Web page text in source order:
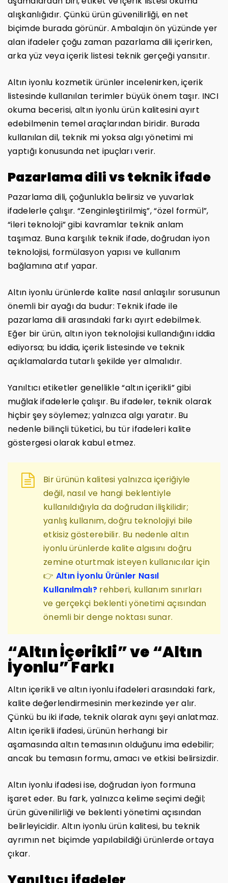
alışkanlığıdır. Çünkü ürün güvenilirliği, en net
biçimde burada görünür. Ambalajın ön yüzünde yer
alan ifadeler çoğu zaman pazarlama dili içerirken,
arka yüz veya içerik listesi teknik gerçeği yansıtır.
Altın iyonlu kozmetik ürünler incelenirken, içerik
listesinde kullanılan terimler büyük önem taşır. INCI
okuma becerisi, altın iyonlu ürün kalitesini ayırt
edebilmenin temel araçlarından biridir. Burada
kullanılan dil, teknik mi yoksa algı yönetimi mi
yaptığı konusunda net ipuçları verir.
Pazarlama dili vs teknik ifade
Pazarlama dili, çoğunlukla belirsiz ve yuvarlak
ifadelerle çalışır. “Zenginleştirilmiş”, “özel formül”,
“ileri teknoloji” gibi kavramlar teknik anlam
taşımaz. Buna karşılık teknik ifade, doğrudan iyon
teknolojisi, formülasyon yapısı ve kullanım
bağlamına atıf yapar.
Altın iyonlu ürünlerde kalite nasıl anlaşılır sorusunun
önemli bir ayağı da budur: Teknik ifade ile
pazarlama dili arasındaki farkı ayırt edebilmek.
Eğer bir ürün, altın iyon teknolojisi kullandığını iddia
ediyorsa; bu iddia, içerik listesinde ve teknik
açıklamalarda tutarlı şekilde yer almalıdır.
Yanıltıcı etiketler genellikle “altın içerikli” gibi
muğlak ifadelerle çalışır. Bu ifadeler, teknik olarak
hiçbir şey söylemez; yalnızca algı yaratır. Bu
nedenle bilinçli tüketici, bu tür ifadeleri kalite
göstergesi olarak kabul etmez.
Bir ürünün kalitesi yalnızca içeriğiyle
değil, nasıl ve hangi beklentiyle
kullanıldığıyla da doğrudan ilişkilidir;
yanlış kullanım, doğru teknolojiyi bile
etkisiz gösterebilir. Bu nedenle altın
iyonlu ürünlerde kalite algısını doğru
zemine oturtmak isteyen kullanıcılar için
👉 Altın İyonlu Ürünler Nasıl
Kullanılmalı?rehberi, kullanım sınırları
ve gerçekçi beklenti yönetimi açısından
önemli bir denge noktası sunar.
“Altın İçerikli” ve “Altın
İyonlu” Farkı
Altın içerikli ve altın iyonlu ifadeleri arasındaki fark,
kalite değerlendirmesinin merkezinde yer alır.
Çünkü bu iki ifade, teknik olarak aynı şeyi anlatmaz.
Altın içerikli ifadesi, ürünün herhangi bir
aşamasında altın temasının olduğunu ima edebilir;
ancak bu temasın formu, amacı ve etkisi belirsizdir.
Altın iyonlu ifadesi ise, doğrudan iyon formuna
işaret eder. Bu fark, yalnızca kelime seçimi değil;
ürün güvenilirliği ve beklenti yönetimi açısından
belirleyicidir. Altın iyonlu ürün kalitesi, bu teknik
ayrımın net biçimde yapılabildiği ürünlerde ortaya
çıkar.